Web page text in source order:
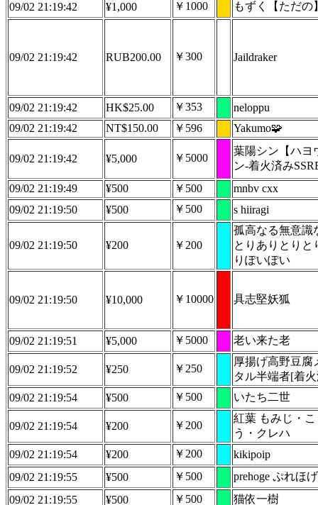
09/02 21:19:42
¥1,000 ￥1000 もずく【ただの
09/02 21:19:42 RUB200.00 ￥300 Jaildraker
09/02 21:19:42 HK$25.00 ￥353
neloppu
09/02 21:19:42
NT$150.00 ￥596 Yakumo🧩
09/02 21:19:42 ¥5,000 ￥5000
葉陽シン【ハヨ
ン-着火済み
09/02 21:19:49
¥500 ￥500
mnbv cxx
09/02 21:19:50
¥500 ￥500 s hiiragi
09/02 21:19:50 ¥200 ￥200
孤高なる無意識
とりありとりと
りぽいぽい
09/02 21:19:50 ¥10,000 ￥10000 具志堅妖狐
09/02 21:19:51 ¥5,000 ￥5000 老い来た老
09/02 21:19:52 ¥250 ￥250
厚揚げ高野豆腐
タル半端者[着
09/02 21:19:54
¥500 ￥500 いたち二世
09/02 21:19:54 ¥200 ￥200
紅葉 もみじ・
う・クレハ
09/02 21:19:54
¥200 ￥200
kikipoip
09/02 21:19:55
¥500 ￥500
prehoge ぷれほげ
09/02 21:19:55
¥500 ￥500 猫依一樹